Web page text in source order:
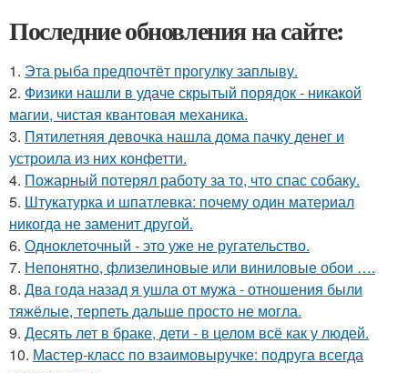
Последние обновления на сайте:
1. Эта рыба предпочтёт прогулку заплыву.
2. Физики нашли в удаче скрытый порядок - никакой
магии, чистая квантовая механика.
3. Пятилетняя девочка нашла дома пачку денег и
устроила из них конфетти.
4. Пожарный потерял работу за то, что спас собаку.
5. Штукатурка и шпатлевка: почему один материал
никогда не заменит другой.
6. Одноклеточный - это уже не ругательство.
7. Непонятно, флизелиновые или виниловые обои ….
8. Два года назад я ушла от мужа - отношения были
тяжёлые, терпеть дальше просто не могла.
9. Десять лет в браке, дети - в целом всё как у людей.
10. Мастер-класс по взаимовыручке: подруга всегда